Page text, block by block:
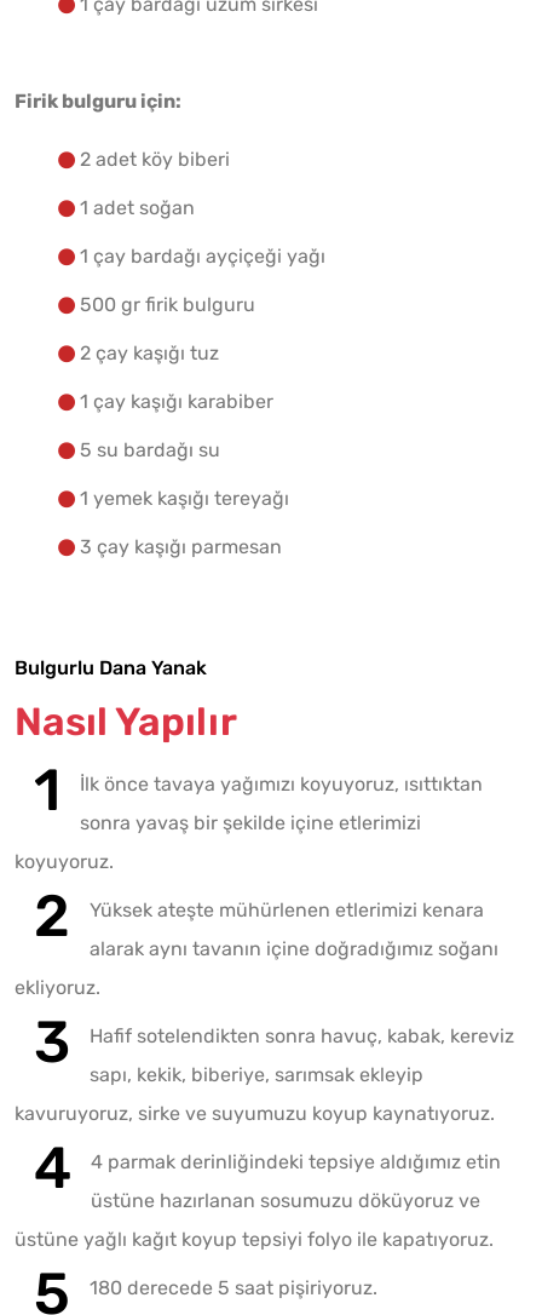
Firik bulguru için:
2 adet köy biberi
1 adet soğan
1 çay bardağı ayçiçeği yağı
500 gr firik bulguru
2 çay kaşığı tuz
1 çay kaşığı karabiber
5 su bardağı su
1 yemek kaşığı tereyağı
3 çay kaşığı parmesan
Bulgurlu Dana Yanak
Nasıl Yapılır
İlk önce tavaya yağımızı koyuyoruz, ısıttıktan
sonra yavaş bir şekilde içine etlerimizi
koyuyoruz.
Yüksek ateşte mühürlenen etlerimizi kenara
alarak aynı tavanın içine doğradığımız soğanı
ekliyoruz.
Hafif sotelendikten sonra havuç, kabak, kereviz
sapı, kekik, biberiye, sarımsak ekleyip
kavuruyoruz, sirke ve suyumuzu koyup kaynatıyoruz.
4 parmak derinliğindeki tepsiye aldığımız etin
üstüne hazırlanan sosumuzu döküyoruz ve
üstüne yağlı kağıt koyup tepsiyi folyo ile kapatıyoruz.
180 derecede 5 saat pişiriyoruz.